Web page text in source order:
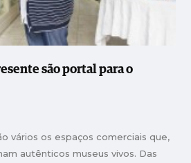
são portal para o
vários os espaços comerciais que,
autênticos museus vivos. Das